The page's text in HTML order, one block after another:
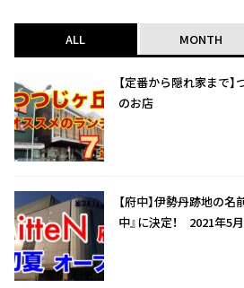
ALL
【定番から隠れ家まで
のお店
【府中】伊勢丹跡地の名
中』に決定！ 2021年5
MONTH